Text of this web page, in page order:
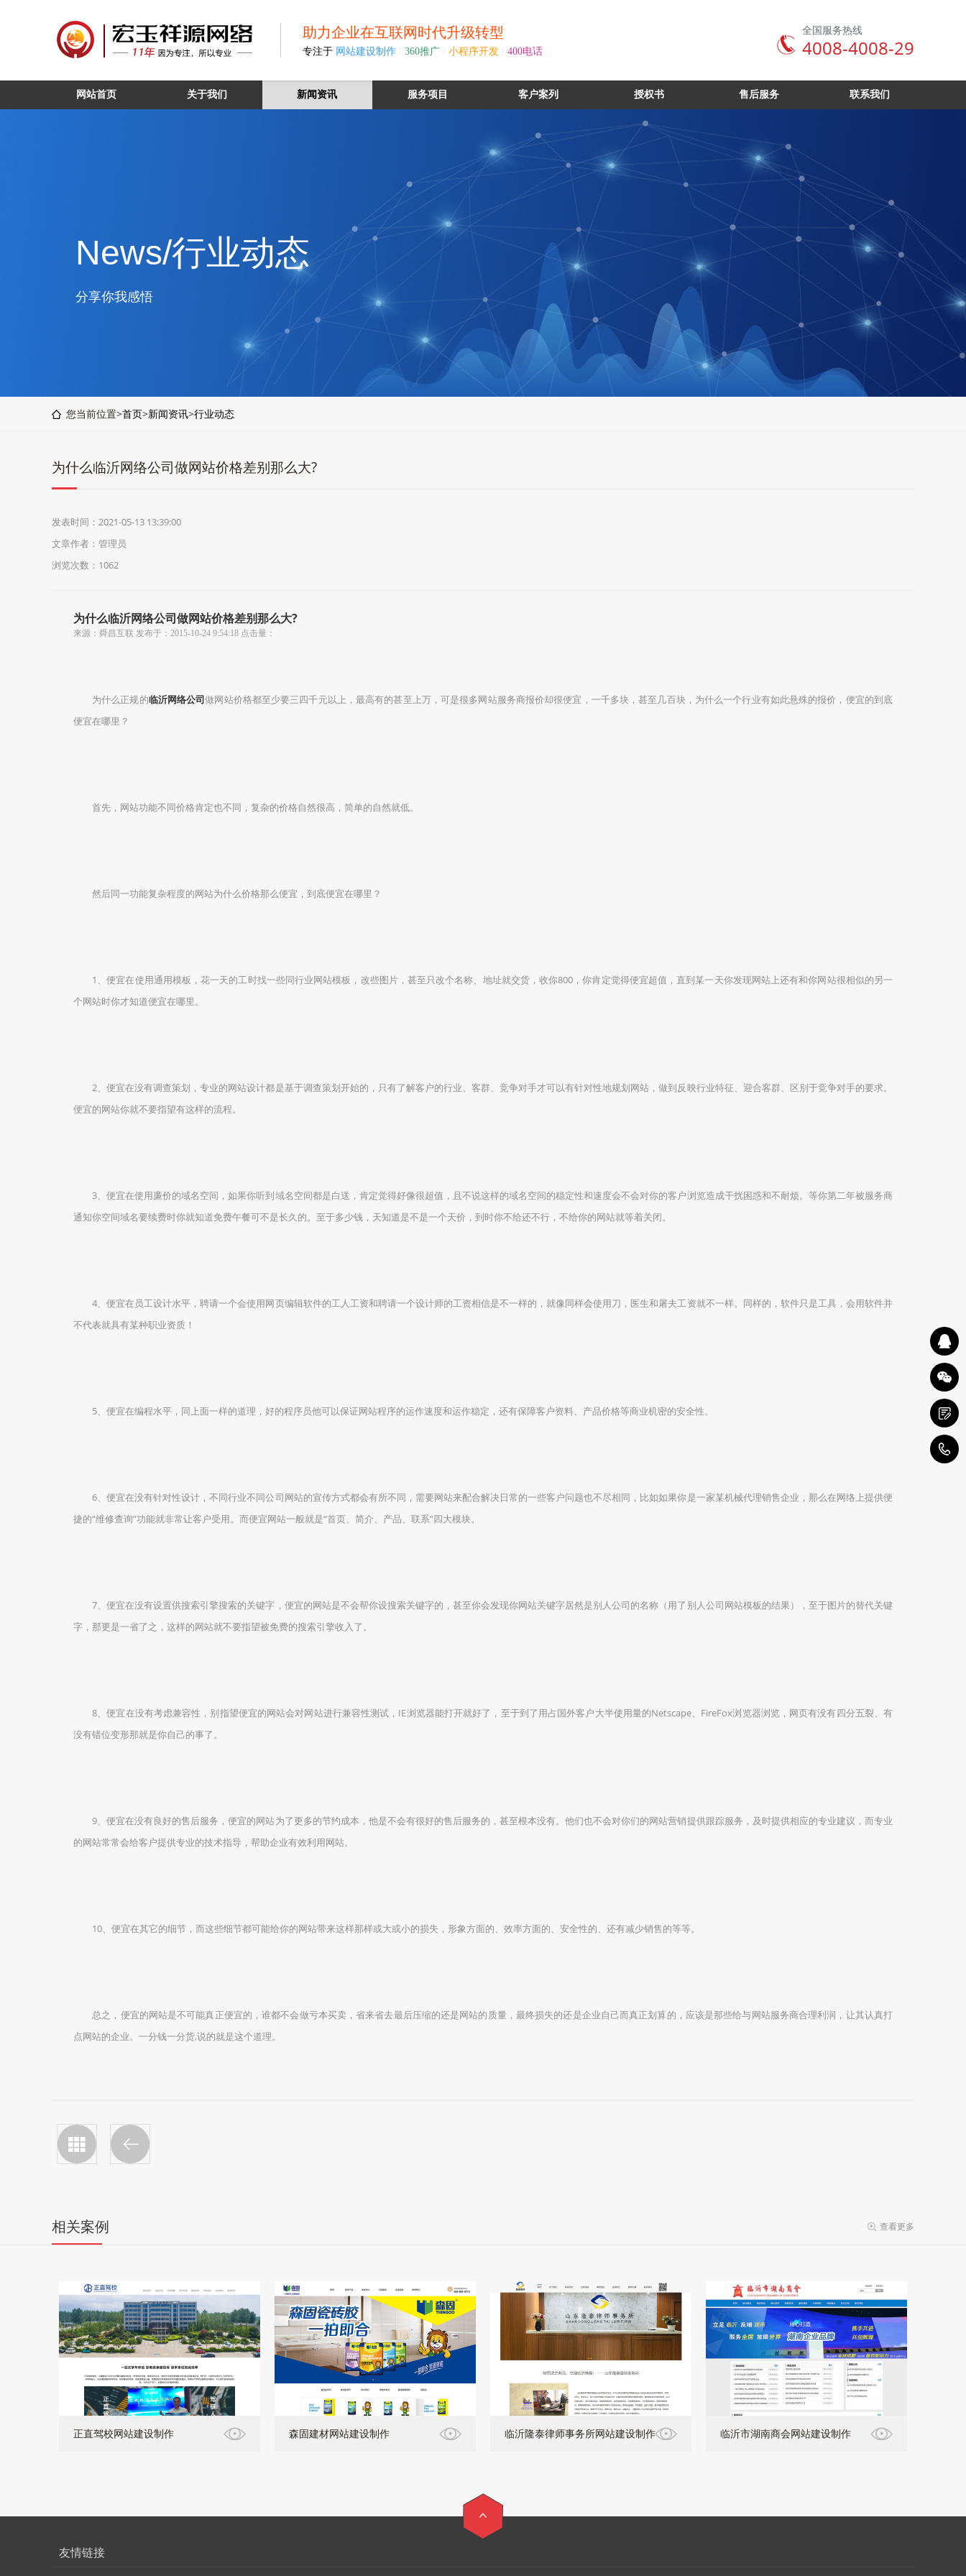
助力企业在互联网时代升级转型
专注于 网站建设制作 / 360推广 / 小程序开发 / 400电话
全国服务热线
4008-4008-29
网站首页 关于我们 新闻资讯 服务项目 客户案列 授权书 售后服务 联系我们
News/行业动态
分享你我感悟
您当前位置>首页>新闻资讯>行业动态
为什么临沂网络公司做网站价格差别那么大?
发表时间：2021-05-13 13:39:00
文章作者：管理员
浏览次数：1062
为什么临沂网络公司做网站价格差别那么大?
来源：舜昌互联 发布于：2015-10-24 9:54:18 点击量：
为什么正规的临沂网络公司做网站价格都至少要三四千元以上，最高有的甚至上万，可是很多网站服务商报价却很便宜，一千多块，甚至几百块，为什么一个行业有如此悬殊的报价，便宜的到底
便宜在哪里？
首先，网站功能不同价格肯定也不同，复杂的价格自然很高，简单的自然就低。
然后同一功能复杂程度的网站为什么价格那么便宜，到底便宜在哪里？
1、便宜在使用通用模板，花一天的工时找一些同行业网站模板，改些图片，甚至只改个名称、地址就交货，收你800，你肯定觉得便宜超值，直到某一天你发现网站上还有和你网站很相似的另一
个网站时你才知道便宜在哪里。
2、便宜在没有调查策划，专业的网站设计都是基于调查策划开始的，只有了解客户的行业、客群、竞争对手才可以有针对性地规划网站，做到反映行业特征、迎合客群、区别于竞争对手的要求。
便宜的网站你就不要指望有这样的流程。
3、便宜在使用廉价的域名空间，如果你听到域名空间都是白送，肯定觉得好像很超值，且不说这样的域名空间的稳定性和速度会不会对你的客户浏览造成干扰困惑和不耐烦。等你第二年被服务商
通知你空间域名要续费时你就知道免费午餐可不是长久的。至于多少钱，天知道是不是一个天价，到时你不给还不行，不给你的网站就等着关闭。
4、便宜在员工设计水平，聘请一个会使用网页编辑软件的工人工资和聘请一个设计师的工资相信是不一样的，就像同样会使用刀，医生和屠夫工资就不一样。同样的，软件只是工具，会用软件并
不代表就具有某种职业资质！
5、便宜在编程水平，同上面一样的道理，好的程序员他可以保证网站程序的运作速度和运作稳定，还有保障客户资料、产品价格等商业机密的安全性。
6、便宜在没有针对性设计，不同行业不同公司网站的宣传方式都会有所不同，需要网站来配合解决日常的一些客户问题也不尽相同，比如如果你是一家某机械代理销售企业，那么在网络上提供便
捷的“维修查询”功能就非常让客户受用。而便宜网站一般就是“首页、简介、产品、联系”四大模块。
7、便宜在没有设置供搜索引擎搜索的关键字，便宜的网站是不会帮你设搜索关键字的，甚至你会发现你网站关键字居然是别人公司的名称（用了别人公司网站模板的结果），至于图片的替代关键
字，那更是一省了之，这样的网站就不要指望被免费的搜索引擎收入了。
8、便宜在没有考虑兼容性，别指望便宜的网站会对网站进行兼容性测试，IE浏览器能打开就好了，至于到了用占国外客户大半使用量的Netscape、FireFox浏览器浏览，网页有没有四分五裂、有
没有错位变形那就是你自己的事了。
9、便宜在没有良好的售后服务，便宜的网站为了更多的节约成本，他是不会有很好的售后服务的，甚至根本没有。他们也不会对你们的网站营销提供跟踪服务，及时提供相应的专业建议，而专业
的网站常常会给客户提供专业的技术指导，帮助企业有效利用网站。
10、便宜在其它的细节，而这些细节都可能给你的网站带来这样那样或大或小的损失，形象方面的、效率方面的、安全性的、还有减少销售的等等。
总之，便宜的网站是不可能真正便宜的，谁都不会做亏本买卖，省来省去最后压缩的还是网站的质量，最终损失的还是企业自己而真正划算的，应该是那些给与网站服务商合理利润，让其认真打
点网站的企业。一分钱一分货,说的就是这个道理。
相关案例 查看更多
正直驾校网站建设制作 森固建材网站建设制作 临沂隆泰律师事务所网站建设制作 临沂市湖南商会网站建设制作
友情链接